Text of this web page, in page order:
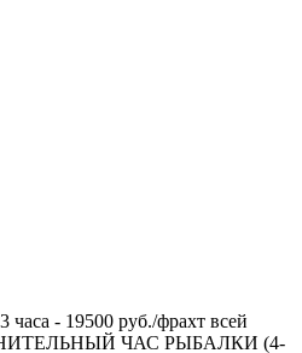
- 19500 руб./фрахт всей
ЧАС РЫБАЛКИ (4-